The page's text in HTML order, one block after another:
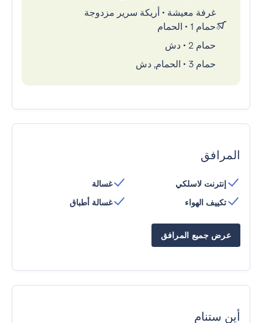
غرفة معيشة • أريكة سرير مزدوجة
حمام 1
• الحمام
حمام 2
• دش
حمام 3
• الحمام, دش
المرافق
إنترنت لاسلكي
تكييف الهواء
غسالة
غسالة أطباق
عرض جميع المرافق
أين ستنام